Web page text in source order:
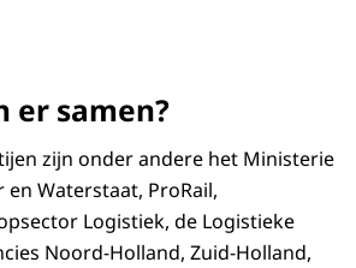
er samen?
zijn onder andere het Ministerie
Waterstaat, ProRail,
Logistiek, de Logistieke
Noord-Holland, Zuid-Holland,